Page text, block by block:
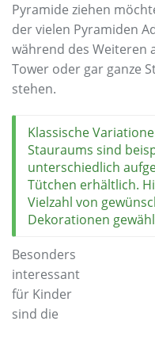
Pyramide ziehen
der vielen Pyramiden
während des Weiteren
Tower oder gar ganze
stehen.
Klassische
Stauraums sind
unterschiedlich
Tütchen erhältlich.
Vielzahl von
Dekorationen
Besonders
interessant
für Kinder
sind die